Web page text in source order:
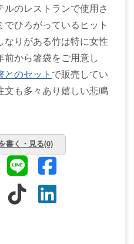
のレストランで使用さ
ひろがっているヒット
りがある竹は特に女性
から箸袋をご用意し
とのセット で販売してい
文も多々あり嬉しい悲鳴
書く・見る(0)